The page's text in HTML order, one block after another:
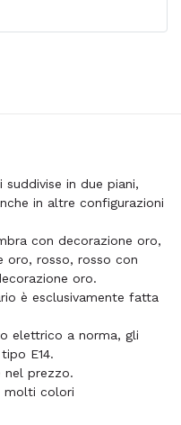
in due piani,
in altre configurazioni
con decorazione oro,
oro, rosso, rosso con
oro.
è esclusivamente fatta
elettrico a norma, gli
E14.
nel prezzo.
molti colori